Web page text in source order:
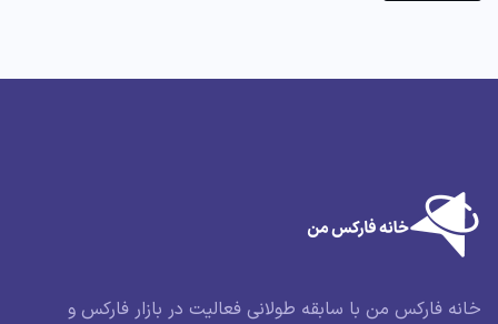
خانه فارکس من با سابقه طولانی فعالیت در بازار فارکس و